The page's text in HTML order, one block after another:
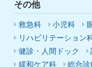
その他
救急科 小児科
リハビリテーション
健診・人間ドック
緩和ケア科
総合診